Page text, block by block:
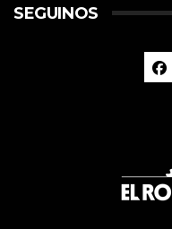
SEGUINOS